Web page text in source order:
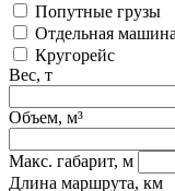
Попутные грузы
Отдельная машина
Кругорейс
Вес, т
Объем, м³
Макс. габарит, м
Длина маршрута, км